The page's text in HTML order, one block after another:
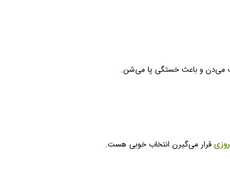
می‌دن و باعث خستگی پا می‌شن.
قرار می‌گیرن انتخاب خوبی هست.